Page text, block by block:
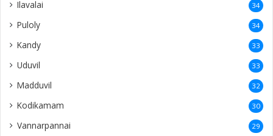
Thunnalai 29
Mallakam 27
Suthumalai 27
Alvai 27
Sankanai 26
Karampon 26
Kantharmadam 26